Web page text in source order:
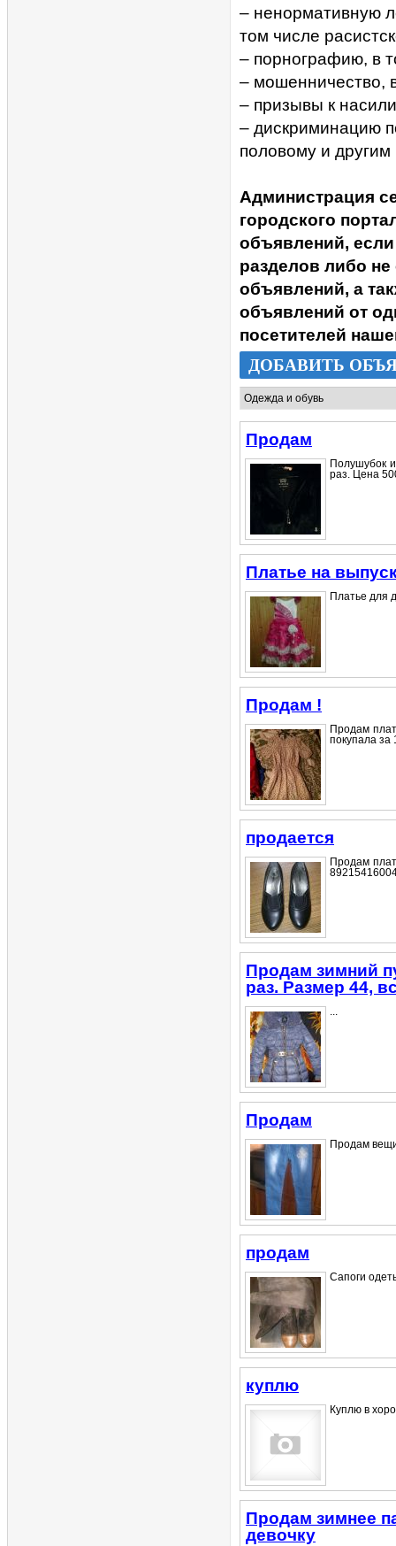
– ненормативную
том числе
– порнографию, в
– мошенничество,
– призывы к
– дискриминацию
половому и другим
Администрация
городского
объявлений,
разделов либо
объявлений, а
объявлений от
посетителей
ДОБАВИТЬ
Продам
Полушубок
раз. Цена
Платье на
Платье для
Продам !
Продам
покупала за
продается
Продам
Продам зимний
раз. Размер 44,
...
Продам
Продам
продам
Сапоги
куплю
Куплю в
Продам зимнее
девочку